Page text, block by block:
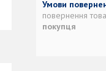
повернення
покупця